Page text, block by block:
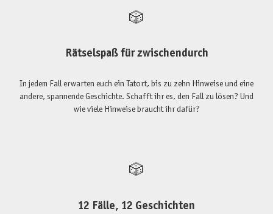
🎲
Rätselspaß für zwischendurch
In jedem Fall erwarten euch ein Tatort, bis zu zehn Hinweise und eine
andere, spannende Geschichte. Schafft ihr es, den Fall zu lösen? Und
wie viele Hinweise braucht ihr dafür?
🎲
12 Fälle, 12 Geschichten